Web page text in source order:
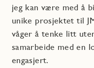
jeg kan være med å
unike prosjektet til
våger å tenke litt
samarbeide med en
engasjert.